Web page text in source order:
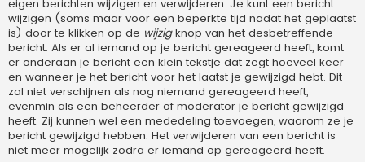
eigen berichten wijzigen en verwijderen. Je kunt een bericht
wijzigen (soms maar voor een beperkte tijd nadat het geplaatst
is) door te klikken op de wijzigknop van het desbetreffende
bericht. Als er al iemand op je bericht gereageerd heeft, komt
er onderaan je bericht een klein tekstje dat zegt hoeveel keer
en wanneer je het bericht voor het laatst je gewijzigd hebt. Dit
zal niet verschijnen als nog niemand gereageerd heeft,
evenmin als een beheerder of moderator je bericht gewijzigd
heeft. Zij kunnen wel een mededeling toevoegen, waarom ze je
bericht gewijzigd hebben. Het verwijderen van een bericht is
niet meer mogelijk zodra er iemand op gereageerd heeft.